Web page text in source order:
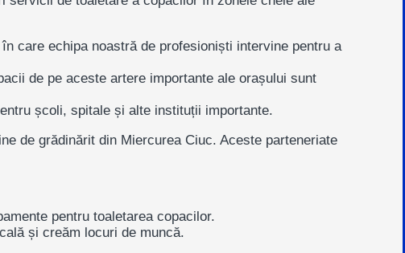
care echipa noastră de profesioniști intervine pentru a
de pe aceste artere importante ale orașului sunt
școli, spitale și alte instituții importante.
de grădinărit din Miercurea Ciuc. Aceste parteneriate
pentru toaletarea copacilor.
și creăm locuri de muncă.